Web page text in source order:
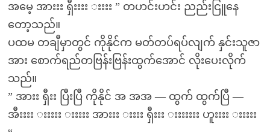
အမေ့ အားးး ရှီးးးး းးးး ” တဟင်းဟင်း ညည်းငြူနေ
တော့သည်။
ပထမ တချီမှာတွင် ကိုနိုင်က မတ်တပ်ရပ်လျက် နှင်းသူဇာ
အား စောက်ရည်တဗြန်းဗြန်းထွက်အောင် လိုးပေးလိုက်
သည်။
” အားး ရှီးး ပြီးပြီ ကိုနိုင် အ အအ — ထွက် ထွက်ပြီ —
အီးးးး းးးးး းးးးး အားးး းးးး ရှီးးး းးးးးးး ဟူးးးး းးးးး
“